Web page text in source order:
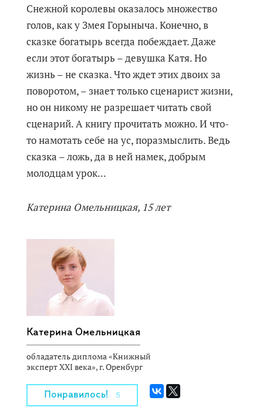
Снежной королевы оказалось множество
голов, как у Змея Горыныча. Конечно, в
сказке богатырь всегда побеждает. Даже
если этот богатырь – девушка Катя. Но
жизнь – не сказка. Что ждет этих двоих за
поворотом, – знает только сценарист жизни,
но он никому не разрешает читать свой
сценарий. А книгу прочитать можно. И что-
то намотать себе на ус, поразмыслить. Ведь
сказка – ложь, да в ней намек, добрым
молодцам урок...
Катерина Омельницкая, 15 лет
Катерина Омельницкая
обладатель диплома «Книжный
эксперт XXI века», г. Оренбург
Понравилось! 5